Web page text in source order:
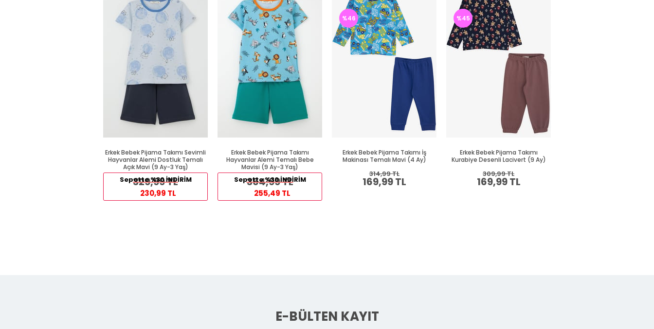
Erkek Bebek Pijama Takımı Sevimli
Hayvanlar Alemi Dostluk Temalı
Açık Mavi (9 Ay-3 Yaş)
329,99 TL
Sepette %30 İNDİRİM
230,99 TL
Erkek Bebek Pijama Takımı
Hayvanlar Alemi Temalı Bebe
Mavisi (9 Ay-3 Yaş)
364,99 TL
Sepette %30 İNDİRİM
255,49 TL
Erkek Bebek Pijama Takımı İş
Makinası Temalı Mavi (4 Ay)
169,99 TL
314,99 TL
%46
Erkek Bebek Pijama Takımı
Kurabiye Desenli Lacivert (9 Ay)
169,99 TL
309,99 TL
%45
E-BÜLTEN KAYIT